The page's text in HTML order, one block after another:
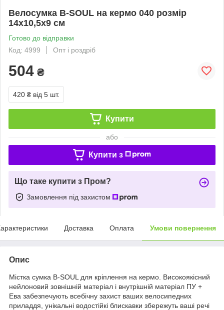
Велосумка B-SOUL на кермо 040 розмір
14х10,5х9 см
Готово до відправки
Код: 4999
Опт і роздріб
504 ₴
420 ₴ від 5 шт.
Купити
або
Купити з
Що таке купити з Пром?
Замовлення під захистом
Доставка Оплата Умови повернення
Опис
Містка сумка B-SOUL для кріплення на кермо. Високоякісний
нейлоновий зовнішній матеріал і внутрішній матеріал ПУ +
Ева забезпечують всебічну захист ваших велосипедних
приладдя, унікальні водостійкі блискавки збережуть ваші речі